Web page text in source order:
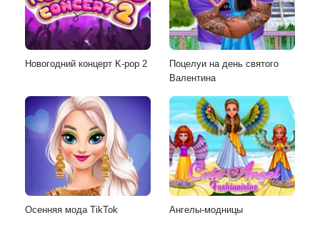
Новогодний концерт K-pop 2
Поцелуи на день святого
Валентина
Осенняя мода TikTok Ангелы-модницы